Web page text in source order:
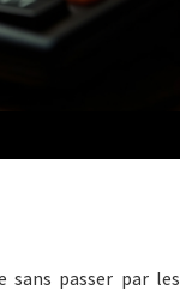
sans passer par les